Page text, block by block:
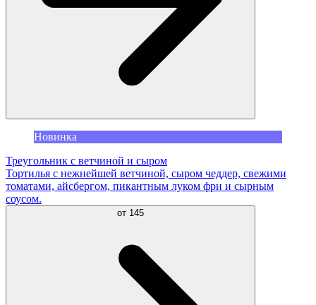
Новинка
Треугольник с ветчиной и сыром
Тортилья с нежнейшей ветчиной, сыром чеддер, свежими
томатами, айсбергом, пикантным луком фри и сырным
соусом.
от 145